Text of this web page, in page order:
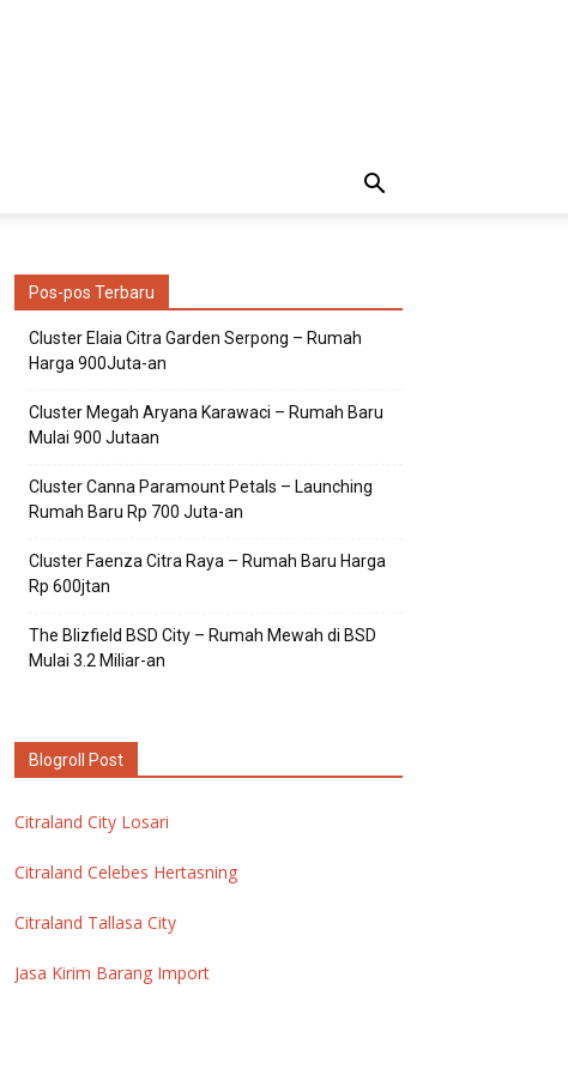
Pos-pos Terbaru
Cluster Elaia Citra Garden Serpong – Rumah
Harga 900Juta-an
Cluster Megah Aryana Karawaci – Rumah Baru
Mulai 900 Jutaan
Cluster Canna Paramount Petals – Launching
Rumah Baru Rp 700 Juta-an
Cluster Faenza Citra Raya – Rumah Baru Harga
Rp 600jtan
The Blizfield BSD City – Rumah Mewah di BSD
Mulai 3.2 Miliar-an
Blogroll Post
Citraland City Losari
Citraland Celebes Hertasning
Citraland Tallasa City
Jasa Kirim Barang Import